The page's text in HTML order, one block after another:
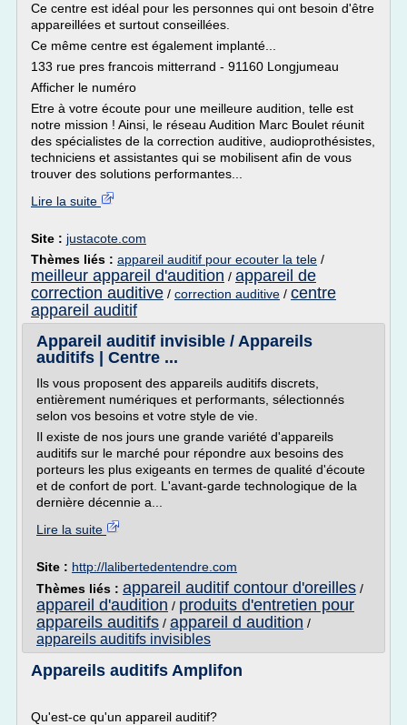
Ce centre est idéal pour les personnes qui ont besoin d'être
appareillées et surtout conseillées.
Ce même centre est également implanté...
133 rue pres francois mitterrand - 91160 Longjumeau
Afficher le numéro
Etre à votre écoute pour une meilleure audition, telle est
notre mission ! Ainsi, le réseau Audition Marc Boulet réunit
des spécialistes de la correction auditive, audioprothésistes,
techniciens et assistantes qui se mobilisent afin de vous
trouver des solutions performantes...
Lire la suite
Site : justacote.com
Thèmes liés : appareil auditif pour ecouter la tele /
meilleur appareil d'audition / appareil de
correction auditive / correction auditive / centre
appareil auditif
Appareil auditif invisible / Appareils
auditifs | Centre ...
Ils vous proposent des appareils auditifs discrets,
entièrement numériques et performants, sélectionnés
selon vos besoins et votre style de vie.
Il existe de nos jours une grande variété d'appareils
auditifs sur le marché pour répondre aux besoins des
porteurs les plus exigeants en termes de qualité d'écoute
et de confort de port. L'avant-garde technologique de la
dernière décennie a...
Lire la suite
Site : http://lalibertedentendre.com
Thèmes liés : appareil auditif contour d'oreilles /
appareil d'audition / produits d'entretien pour
appareils auditifs / appareil d audition /
appareils auditifs invisibles
Appareils auditifs Amplifon
Qu'est-ce qu'un appareil auditif?